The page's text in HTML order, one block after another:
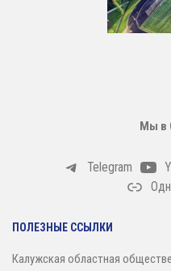
Мы в
Telegram
ПОЛЕЗНЫЕ ССЫЛКИ
Калужская областная